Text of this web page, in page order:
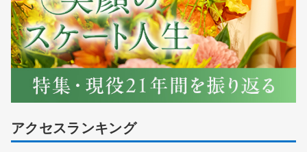
アクセスランキング